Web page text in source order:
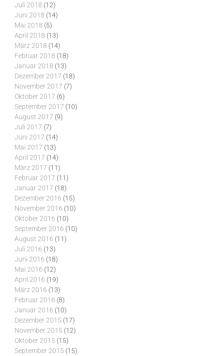
Juli 2018 (12)
Juni 2018 (14)
Mai 2018 (5)
April 2018 (13)
März 2018 (14)
Februar 2018 (18)
Januar 2018 (13)
Dezember 2017 (18)
November 2017 (7)
Oktober 2017 (6)
September 2017 (10)
August 2017 (9)
Juli 2017 (7)
Juni 2017 (14)
Mai 2017 (13)
April 2017 (14)
März 2017 (11)
Februar 2017 (11)
Januar 2017 (18)
Dezember 2016 (15)
November 2016 (10)
Oktober 2016 (10)
September 2016 (10)
August 2016 (11)
Juli 2016 (13)
Juni 2016 (18)
Mai 2016 (12)
April 2016 (19)
März 2016 (13)
Februar 2016 (8)
Januar 2016 (10)
Dezember 2015 (17)
November 2015 (12)
Oktober 2015 (15)
September 2015 (15)